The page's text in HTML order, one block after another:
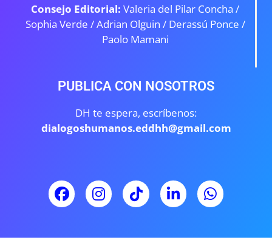
Consejo Editorial: Valeria del Pilar Concha /
Sophia Verde /Adrian Olguin / Derassú Ponce /
Paolo Mamani
PUBLICA CON NOSOTROS
DH te espera, escríbenos:
dialogoshumanos.eddhh@gmail.com